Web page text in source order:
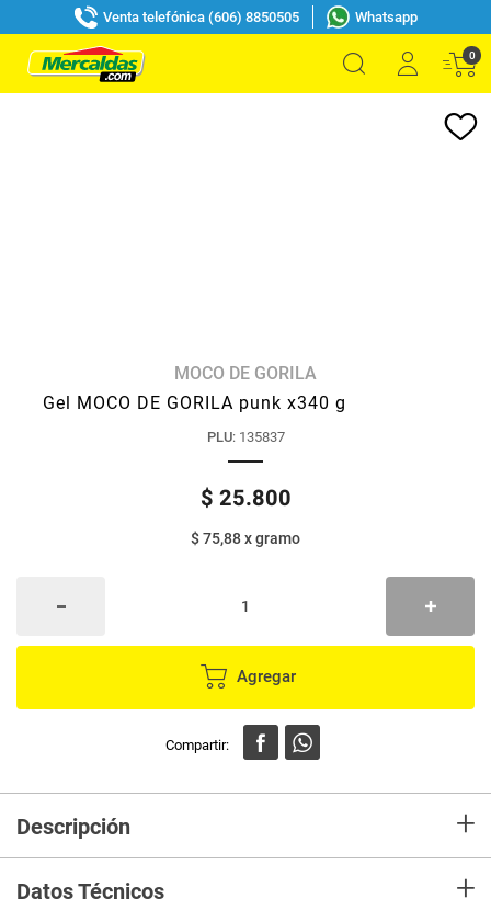
Venta telefónica (606) 8850505 Whatsapp
0
MOCO DE GORILA
Gel MOCO DE GORILA punk x340 g
PLU: 135837
$ 25.800
$ 75,88xgramo
Agregar
Descripción +
Datos Técnicos +